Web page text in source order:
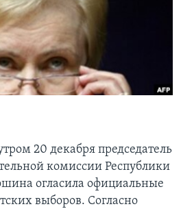
20 декабря председатель
комиссии Республики
огласила официальные
выборов. Согласно